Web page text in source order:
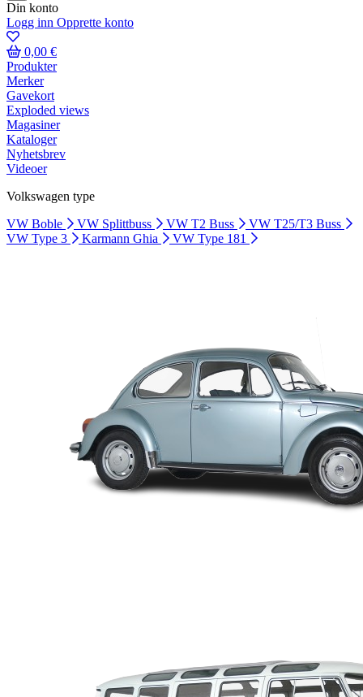
Din konto
Logg inn Opprette konto
0,00 €
Produkter
Merker
Gavekort
Exploded views
Magasiner
Kataloger
Nyhetsbrev
Videoer
Volkswagen type
VW Boble
VW Splittbuss VW T2 Buss
VW T25/T3 Buss
VW Type 3
Karmann Ghia VW Type 181